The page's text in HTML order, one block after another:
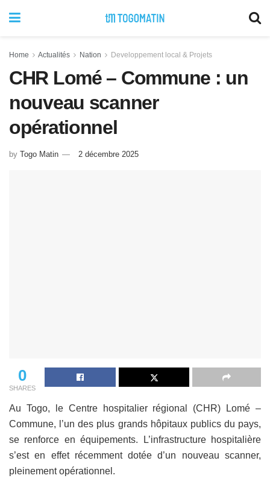
Home Actualités Nation Developpement local & Projets
CHR Lomé – Commune : un
nouveau scanner
opérationnel
by Togo Matin 2 décembre 2025
0
SHARES
Au Togo, le Centre hospitalier régional (CHR) Lomé –
Commune, l’un des plus grands hôpitaux publics du pays,
se renforce en équipements. L’infrastructure hospitalière
s’est en effet récemment dotée d’un nouveau scanner,
pleinement opérationnel.